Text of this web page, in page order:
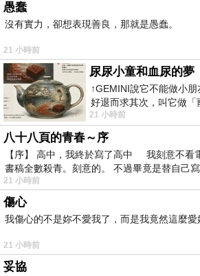
愚蠢
沒有實力，卻想表現善良，那就是愚蠢。
21 小時前
尿尿小童和血尿的夢
↑GEMINI說它不能做小
好退而求其次，叫它做
年人臉孔」的畫了。 六月
21 小時前
八十八頁的青春～序
【序】 高中，我終於寫了高中 我刻意不看
書稿全數殺青。刻意的。 不過畢竟是替自己
21 小時前
傷心
我傷心的不是妳不愛我了，而是我竟然這麼愛
21 小時前
妥協